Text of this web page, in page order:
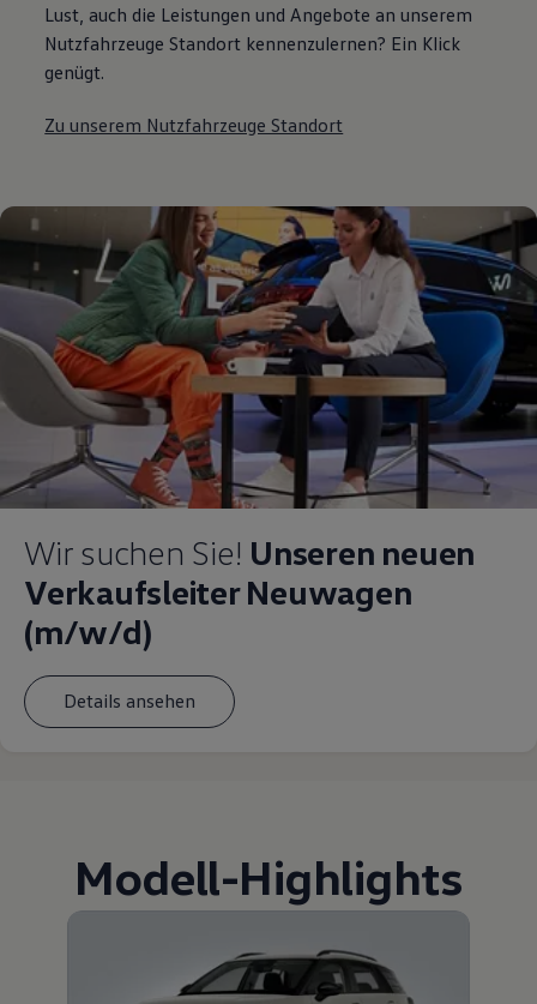
Lust, auch die Leistungen und Angebote an unserem
Nutzfahrzeuge Standort kennenzulernen? Ein Klick
genügt.
Zu unserem Nutzfahrzeuge Standort
Wir suchen Sie! Unseren neuen
Verkaufsleiter Neuwagen
(m/w/d)
Details ansehen
Modell-Highlights